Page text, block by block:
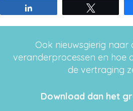
Ook nieuwsgierig naar
veranderprocessen en hoe
de vertraging
Download dan het